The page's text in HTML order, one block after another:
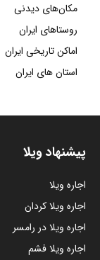
مکان‌های دیدنی
روستاهای ایران
اماکن تاریخی ایران
استان های ایران
پیشنهاد ویلا
اجاره ویلا
اجاره ویلا کردان
اجاره ویلا در رامسر
اجاره ویلا فشم